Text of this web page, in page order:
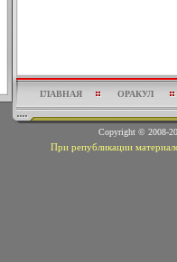
ГЛАВНАЯ ОРАКУЛ
Copyright © 2008-
При републикации